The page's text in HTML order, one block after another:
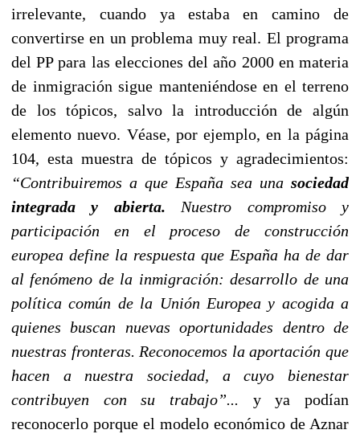
irrelevante, cuando ya estaba en camino de
convertirse en un problema muy real. El programa
del PP para las elecciones del año 2000 en materia
de inmigración sigue manteniéndose en el terreno
de los tópicos, salvo la introducción de algún
elemento nuevo. Véase, por ejemplo, en la página
104, esta muestra de tópicos y agradecimientos:
“Contribuiremos a que España sea una sociedad
integrada y abierta. Nuestro compromiso y
participación en el proceso de construcción
europea define la respuesta que España ha de dar
al fenómeno de la inmigración: desarrollo de una
política común de la Unión Europea y acogida a
quienes buscan nuevas oportunidades dentro de
nuestras fronteras. Reconocemos la aportación que
hacen a nuestra sociedad, a cuyo bienestar
contribuyen con su trabajo”... y ya podían
reconocerlo porque el modelo económico de Aznar